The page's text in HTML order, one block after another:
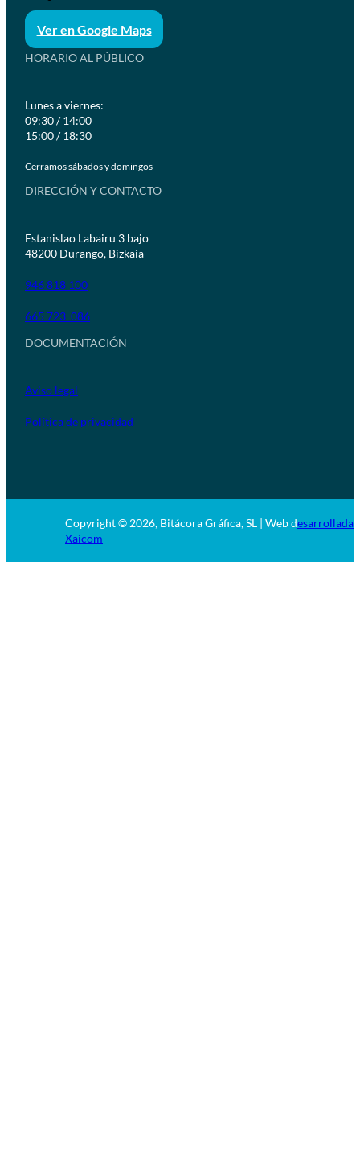
Ver en Google Maps
HORARIO AL PÚBLICO
Lunes a viernes:
09:30 / 14:00
15:00 / 18:30
Cerramos sábados y domingos
DIRECCIÓN Y CONTACTO
Estanislao Labairu 3 bajo
48200 Durango, Bizkaia
946 818 100
665 723 086
DOCUMENTACIÓN
Aviso legal
Política de privacidad
Copyright © 2026, Bitácora Gráfica, SL | Web desarrollada
Xaicom